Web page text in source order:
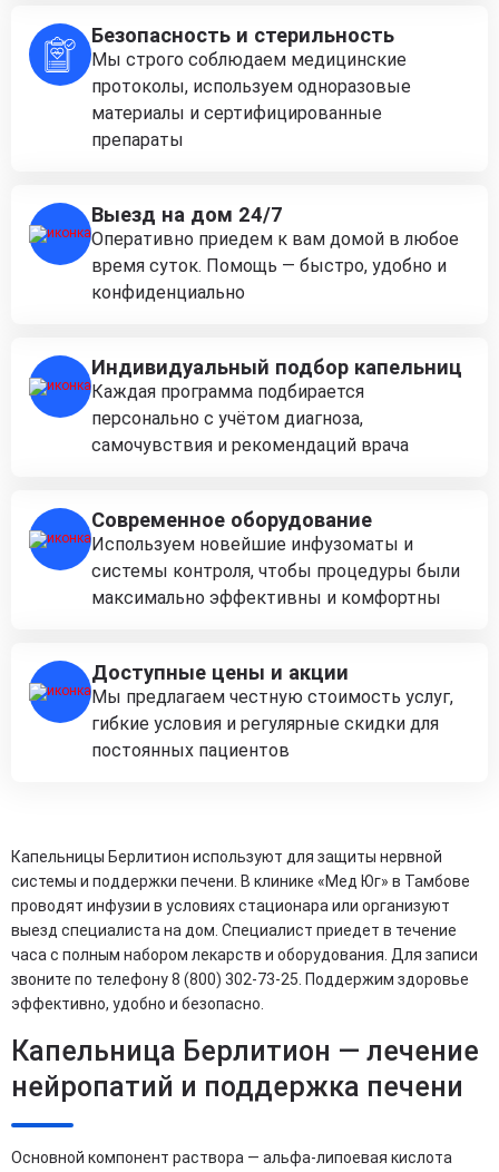
Безопасность и стерильность
Мы строго соблюдаем медицинские
протоколы, используем одноразовые
материалы и сертифицированные
препараты
Выезд на дом 24/7
Оперативно приедем к вам домой в любое
время суток. Помощь — быстро, удобно и
конфиденциально
Индивидуальный подбор капельниц
Каждая программа подбирается
персонально с учётом диагноза,
самочувствия и рекомендаций врача
Современное оборудование
Используем новейшие инфузоматы и
системы контроля, чтобы процедуры были
максимально эффективны и комфортны
Доступные цены и акции
Мы предлагаем честную стоимость услуг,
гибкие условия и регулярные скидки для
постоянных пациентов
Капельницы Берлитион используют для защиты нервной
системы и поддержки печени. В клинике «Мед Юг» в Тамбове
проводят инфузии в условиях стационара или организуют
выезд специалиста на дом. Специалист приедет в течение
часа с полным набором лекарств и оборудования. Для записи
звоните по телефону 8 (800) 302-73-25. Поддержим здоровье
эффективно, удобно и безопасно.
Капельница Берлитион — лечение
нейропатий и поддержка печени
Основной компонент раствора — альфа-липоевая кислота